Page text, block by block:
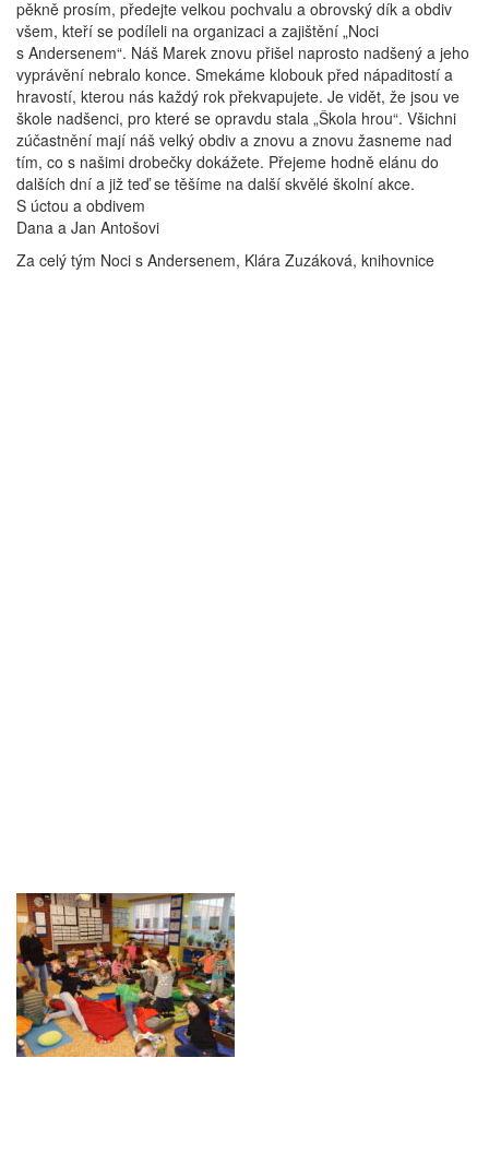
pěkně prosím, předejte velkou pochvalu a obrovský dík a obdiv
všem, kteří se podíleli na organizaci a zajištění „Noci
s Andersenem“. Náš Marek znovu přišel naprosto nadšený a jeho
vyprávění nebralo konce. Smekáme klobouk před nápaditostí a
hravostí, kterou nás každý rok překvapujete. Je vidět, že jsou ve
škole nadšenci, pro které se opravdu stala „Škola hrou“. Všichni
zúčastnění mají náš velký obdiv a znovu a znovu žasneme nad
tím, co s našimi drobečky dokážete. Přejeme hodně elánu do
dalších dní a již teď se těšíme na další skvělé školní akce.
S úctou a obdivem
Dana a Jan Antošovi
Za celý tým Noci s Andersenem, Klára Zuzáková, knihovnice